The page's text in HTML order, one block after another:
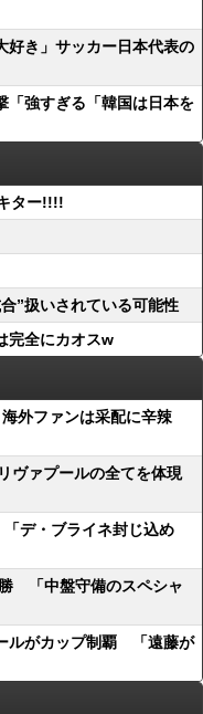
好き」サッカー日本代表の
「強すぎる「韓国は日本を
ター!!!!
”扱いされている可能性
完全にカオスw
外ファンは采配に辛辣
ヴァプールの全てを体現
デ・ブライネ封じ込め
「中盤守備のスペシャ
ルがカップ制覇 「遠藤が